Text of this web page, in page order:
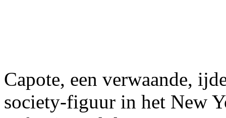
Capote, een verwaande,
society-figuur in het New